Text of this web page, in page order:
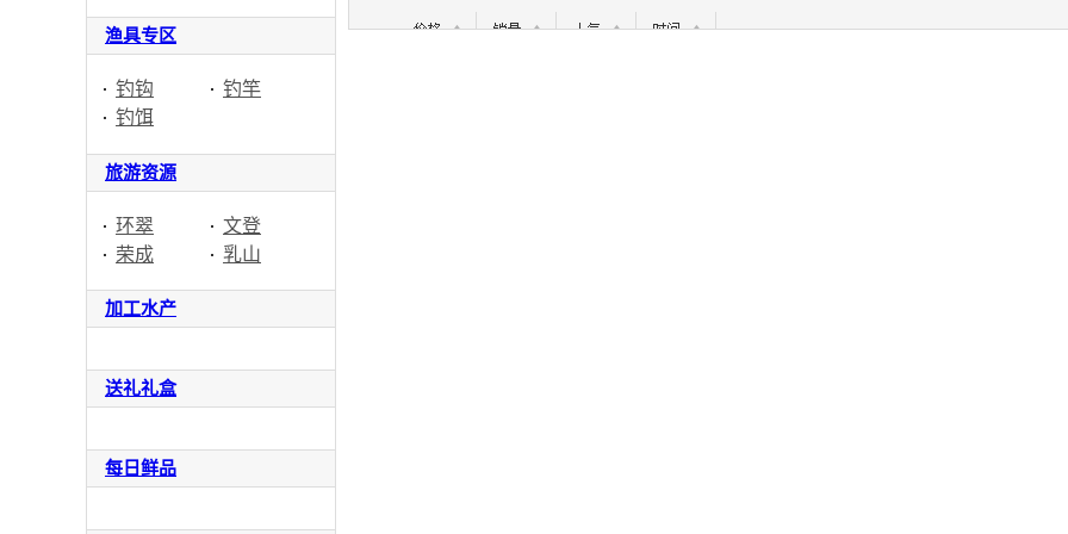
渔具专区
钓钩
钓竿
钓饵
旅游资源
环翠
文登
荣成
乳山
加工水产
送礼礼盒
每日鲜品